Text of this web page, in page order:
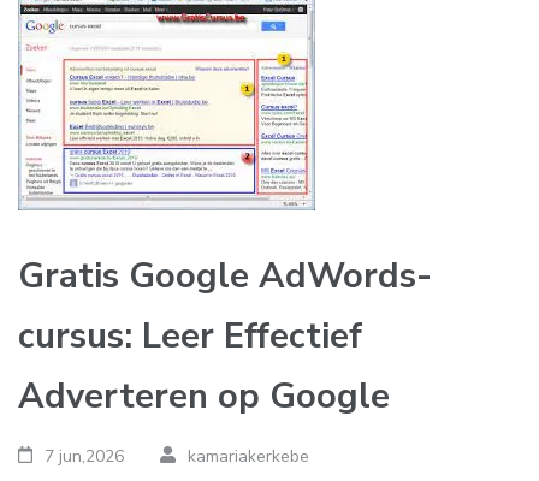
Gratis Google AdWords-
cursus: Leer Effectief
Adverteren op Google
7 jun,2026
kamariakerkebe